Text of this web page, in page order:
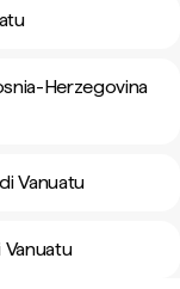
Herzegovina
Vanuatu
Vanuatu